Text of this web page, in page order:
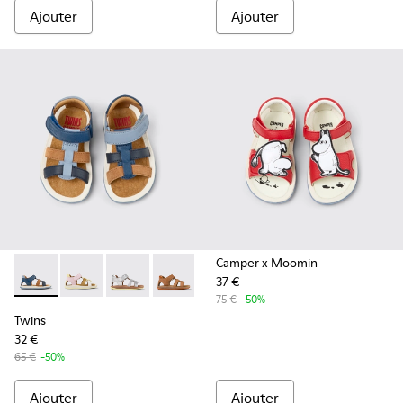
Ajouter Ajouter
Twins - K800628-007 - Sandales bleues en cuir et nubuck
Twins - K800628-008
Twins - K800628-003
Twins - K800628-002
Twins - K800628-001
Twins
32 €
65 € -50%
Ajouter
Camper x Moomin
37 €
75 € -50%
Ajouter